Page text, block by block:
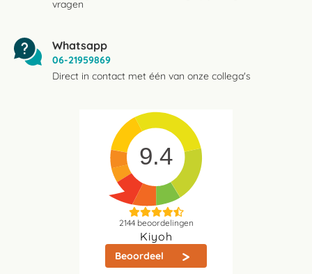
vragen
Whatsapp
06-21959869
Direct in contact met één van onze collega's
9.4
2144beoordelingen
Kiyoh
Beoordeel